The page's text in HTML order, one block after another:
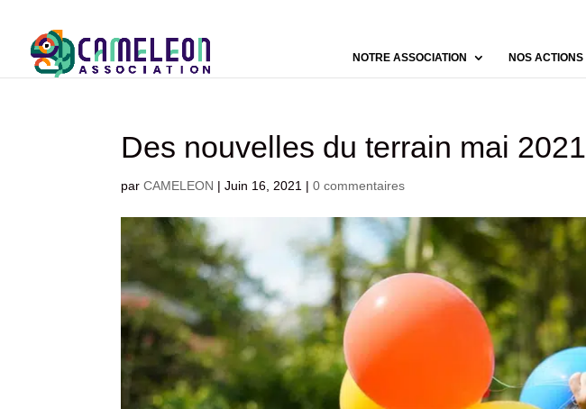
NOTRE ASSOCIATION NOS ACTIONS
Des nouvelles du terrain mai 2021
parCAMELEON |Juin 16, 2021 |0 commentaires